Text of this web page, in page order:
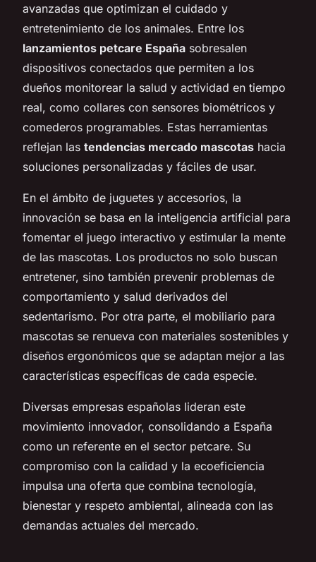
avanzadas que optimizan el cuidado y
entretenimiento de los animales. Entre los
lanzamientos petcare España sobresalen
dispositivos conectados que permiten a los
dueños monitorear la salud y actividad en tiempo
real, como collares con sensores biométricos y
comederos programables. Estas herramientas
reflejan las tendencias mercado mascotas hacia
soluciones personalizadas y fáciles de usar.
En el ámbito de juguetes y accesorios, la
innovación se basa en la inteligencia artificial para
fomentar el juego interactivo y estimular la mente
de las mascotas. Los productos no solo buscan
entretener, sino también prevenir problemas de
comportamiento y salud derivados del
sedentarismo. Por otra parte, el mobiliario para
mascotas se renueva con materiales sostenibles y
diseños ergonómicos que se adaptan mejor a las
características específicas de cada especie.
Diversas empresas españolas lideran este
movimiento innovador, consolidando a España
como un referente en el sector petcare. Su
compromiso con la calidad y la ecoeficiencia
impulsa una oferta que combina tecnología,
bienestar y respeto ambiental, alineada con las
demandas actuales del mercado.